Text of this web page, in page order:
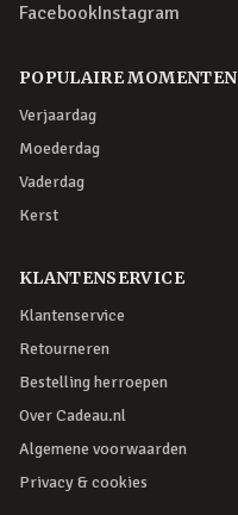
FacebookInstagram
POPULAIRE MOMENTEN
Verjaardag
Moederdag
Vaderdag
Kerst
KLANTENSERVICE
Klantenservice
Retourneren
Bestelling herroepen
Over Cadeau.nl
Algemene voorwaarden
Privacy & cookies